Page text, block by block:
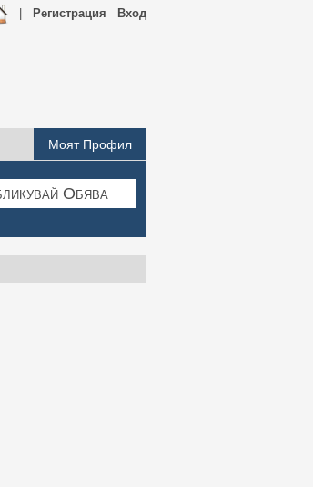
Вход
Регистрация
Моят Профил
Обява